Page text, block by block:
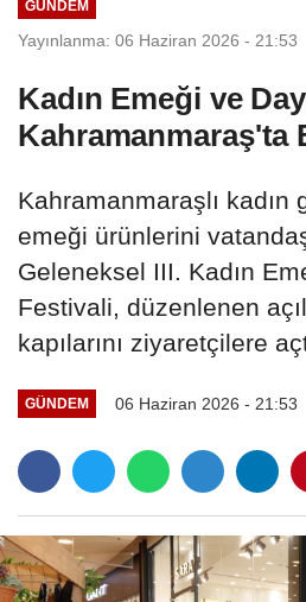
GÜNDEM
Yayınlanma: 06 Haziran 2026 - 21:53
Kadın Emeği ve
Kahramanmaraş'ta
Kahramanmaraşlı kadın
emeği ürünlerini
Geleneksel III. Kadın
Festivali, düzenlenen
kapılarını ziyaretçilere
GÜNDEM 06 Haziran 2026 - 21:53